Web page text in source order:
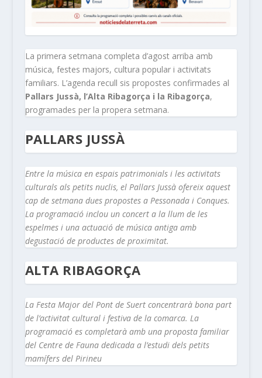
La primera setmana completa d’agost arriba amb
música, festes majors, cultura popular i activitats
familiars. L’agenda recull sis propostes confirmades al
Pallars Jussà, l’Alta Ribagorça i la Ribagorça,
programades per la propera setmana.
PALLARS JUSSÀ
Entre la música en espais patrimonials i les activitats
culturals als petits nuclis, el Pallars Jussà ofereix aquest
cap de setmana dues propostes a Pessonada i Conques.
La programació inclou un concert a la llum de les
espelmes i una actuació de música antiga amb
degustació de productes de proximitat.
ALTA RIBAGORÇA
La Festa Major del Pont de Suert concentrarà bona part
de l’activitat cultural i festiva de la comarca. La
programació es completarà amb una proposta familiar
del Centre de Fauna dedicada a l’estudi dels petits
mamífers del Pirineu